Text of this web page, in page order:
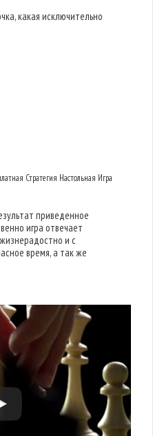
какая исключительно
Стратегия Настольная Игра
приведенное
игра отвечает
и с
время, а так же